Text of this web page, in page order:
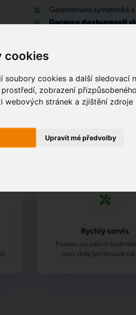
cookies
soubory cookies a další sledovací
zobrazení
webových stránek a zjištění zdroje
Upravit mé předvolby
Garantované symetrické
Garance dostupnosti
Optické přípojky a
IT outsourcing, správa
Rychlý servis
Pomoc od našich
jsou vždy jen kousek od